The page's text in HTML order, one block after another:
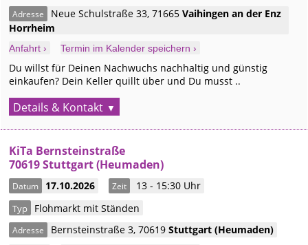
Adresse Neue Schulstraße 33,71665Vaihingen an der Enz
Horrheim
Anfahrt › Termin im Kalender speichern ›
Du willst für Deinen Nachwuchs nachhaltig und günstig
einkaufen? Dein Keller quillt über und Du musst ..
Details & Kontakt
KiTa Bernsteinstraße
70619 Stuttgart (Heumaden)
Datum 17.10.2026 Zeit 13 - 15:30 Uhr
Typ Flohmarkt mit Ständen
Adresse Bernsteinstraße 3,70619Stuttgart(Heumaden)